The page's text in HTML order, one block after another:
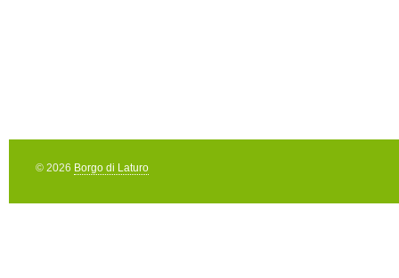
© 2026 Borgo di Laturo